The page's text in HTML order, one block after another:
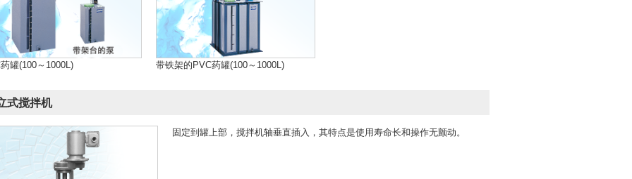
罐(100～1000L) 带铁架的PVC药罐(100～1000L)
式搅拌机
固定到罐上部，搅拌机轴垂直插入，其特点是使用寿命长和操作无颤动。